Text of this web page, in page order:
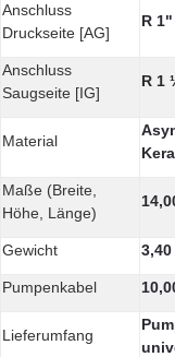
Anschluss
Druckseite [AG]
R 1"
Anschluss
Saugseite [IG]
R 1
Material
Maße (Breite,
Höhe, Länge)
Gewicht
Pumpenkabel
Lieferumfang